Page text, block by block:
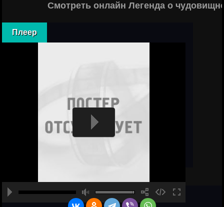
Смотреть онлайн Легенда о
Плеер